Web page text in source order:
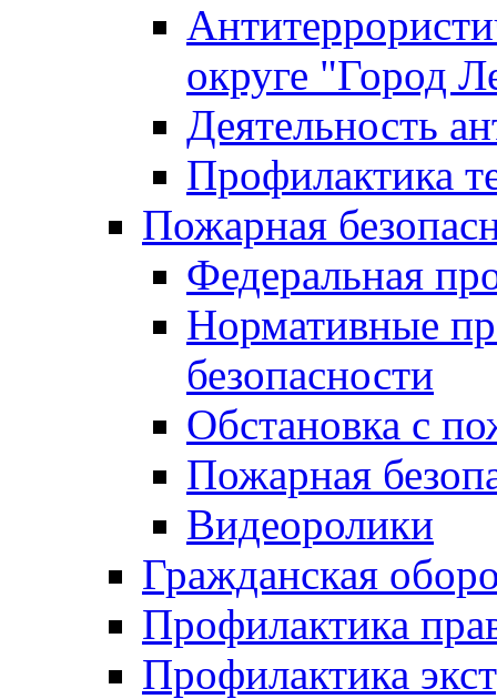
округе "Город
Деятельность
Профилактика
Пожарная
Федеральная
Нормативные
безопасности
Обстановка с
Пожарная
Видеоролики
Гражданская
Профилактика
Профилактика